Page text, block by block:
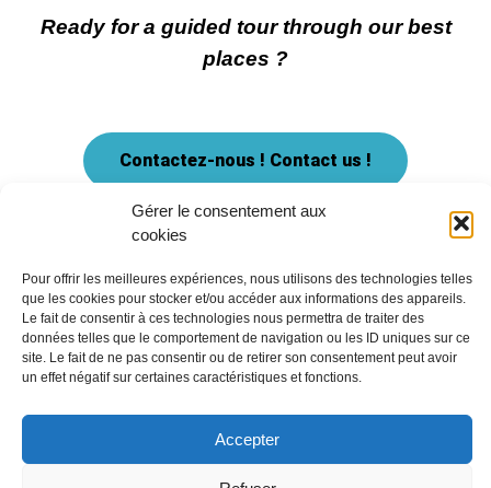
cookies
Pour offrir les meilleures expériences, nous utilisons des technologies
telles que les cookies pour stocker et/ou accéder aux informations des
des données telles que le comportement de navigation ou les ID uniques
sur ce site. Le fait de ne pas consentir ou de retirer son consentement peut
avoir un effet négatif sur certaines caractéristiques et fonctions.
Accepter
Ready for a guided tour through our best
places ?
Contactez-nous ! Contact us !
F
a
c
e
b
o
o
I
n
s
t
a
g
r
Copyright © 2026 Les taxis de Mélanie | Propulsé
par Miss couteau suisse
CGU et mentions légales